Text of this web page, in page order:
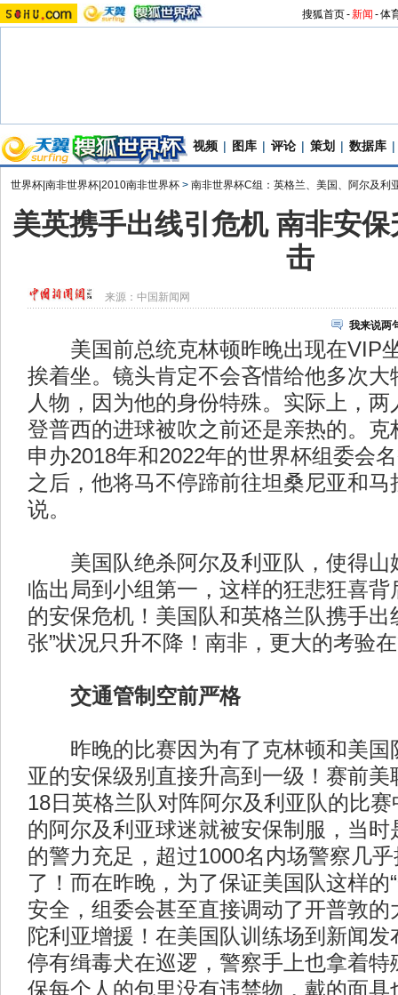
搜狐首页-新闻 -体
视频 | 图库 | 评论 | 策划 | 数据库 |
世界杯|南非世界杯|2010南非世界杯 > 南非世界杯C组：英格兰、美国、阿尔及利
美英携手出线引危机 南非安
击
来源： 中国新闻网
我来说两
美国前总统克林顿昨晚出现在VIP
挨着坐。镜头肯定不会吝惜给他多次大
人物，因为他的身份特殊。实际上，
登普西的进球被吹之前还是亲热的。克
申办2018年和2022年的世界杯组委会
之后，他将马不停蹄前往坦桑尼亚和马
说。
美国队绝杀阿尔及利亚队，使得山
临出局到小组第一，这样的狂悲狂喜背
的安保危机！美国队和英格兰队携手出
张”状况只升不降！南非，更大的考验
交通管制空前严格
昨晚的比赛因为有了克林顿和美国
亚的安保级别直接升高到一级！赛前美
18日英格兰队对阵阿尔及利亚队的比
的阿尔及利亚球迷就被安保制服，当时
的警力充足，超过1000名内场警察几
了！而在昨晚，为了保证美国队这样的
安全，组委会甚至直接调动了开普敦的
陀利亚增援！在美国队训练场到新闻
停有缉毒犬在巡逻，警察手上也拿着特
保每个人的包里没有违禁物，戴的面具